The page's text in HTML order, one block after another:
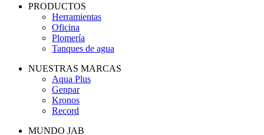
PRODUCTOS
Herramientas
Oficina
Plomería
Tanques de agua
NUESTRAS MARCAS
Aqua Plus
Genpar
Kronos
Record
MUNDO JAB